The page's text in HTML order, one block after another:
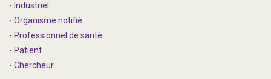
- Industriel
- Organisme notifié
- Professionnel de santé
- Patient
- Chercheur